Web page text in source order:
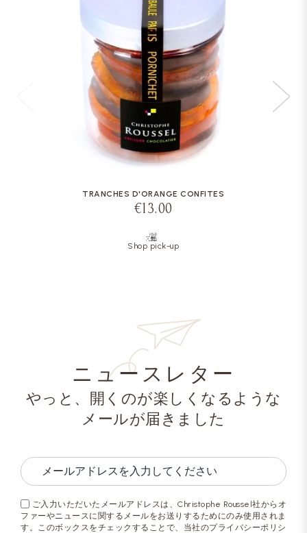
TRANCHES D'ORANGE CONFITES
€13.00
Shop pick-up
ニュースレター
やっと、開くのが楽しくなるような
メールが届きました
ご入力いただいたメールアドレスは、Christophe Roussel社からオ
ファーやニュースに関するメールをお送りするためにのみ使用されま
す。このボックスをチェックすることで、当社のプライバシーポリシ